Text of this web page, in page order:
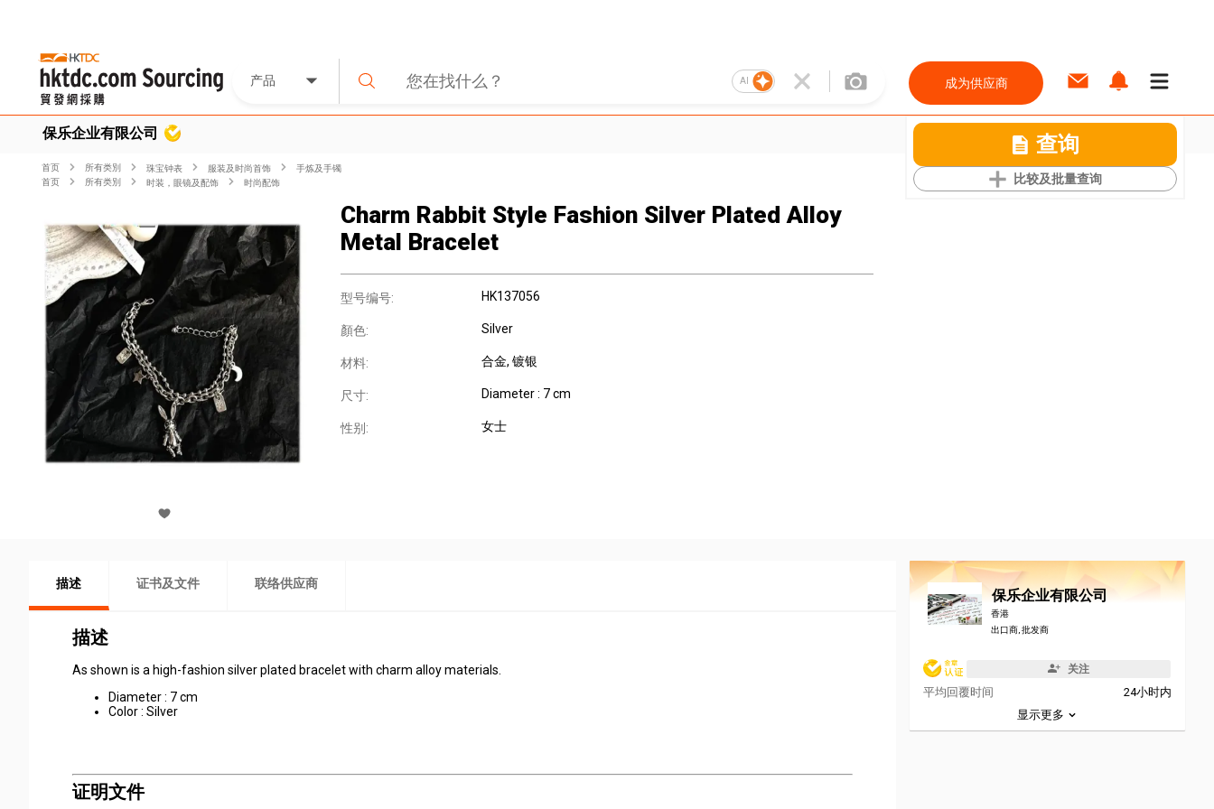
产品 AI 成为供应商
保乐企业有限公司 查询
比较及批量查询
首页 所有类別 珠宝钟表 服装及时尚首饰
手炼及手镯
首页
所有类別 时装，眼镜及配饰 时尚配饰
Charm Rabbit Style Fashion Silver Plated Alloy
Metal Bracelet
型号编号: HK137056
顏色: Silver
材料: 合金, 镀银
尺寸: Diameter : 7 cm
性别: 女士
描述 证书及文件 联络供应商
描述
As shown is a high-fashion silverplated braceletwith charm alloy materials.
Diameter : 7 cm
Color : Silver
证明文件
保乐企业有限公司
香港
出口商, 批发商
关注
平均回覆时间
24小时内
显示更多